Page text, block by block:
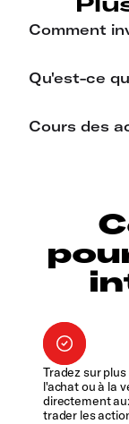
Tradez sur
l'achat ou à la
directement
trader les